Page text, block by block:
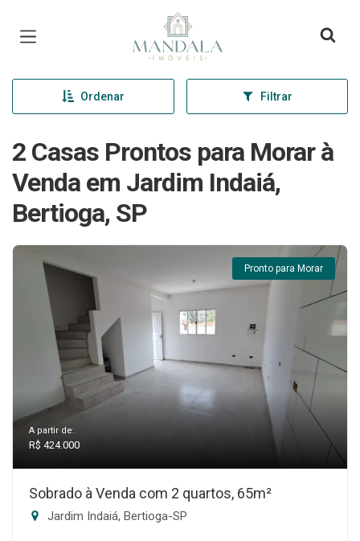
Página inicial
Ordenar Filtrar
2 Casas Prontos para Morar à
Venda em Jardim Indaiá,
Bertioga, SP
Pronto para Morar
A partir de:
R$ 424.000
Sobrado à Venda com 2 quartos, 65m²
Jardim Indaiá, Bertioga-SP